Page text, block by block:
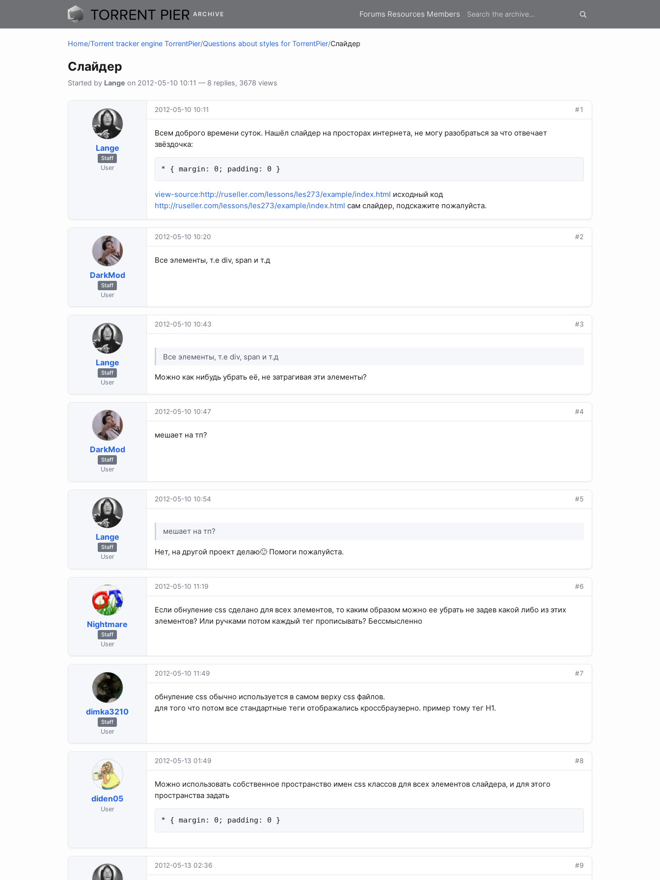
ARCHIVE Forums Resources Members
Home/Torrent tracker engine TorrentPier/Questions about styles for TorrentPier/Слайдер
Слайдер
Started by Lange on 2012-05-10 10:11 — 8 replies, 3678 views
Lange
Staff
User
2012-05-10 10:11 #1
Всем доброго времени суток. Нашёл слайдер на просторах интернета, не могу разобраться за что отвечает
звёздочка:
* { margin: 0; padding: 0 }
view-source:http://ruseller.com/lessons/les273/example/index.html исходный код
http://ruseller.com/lessons/les273/example/index.html сам слайдер, подскажите пожалуйста.
DarkMod
Staff
User
2012-05-10 10:20 #2
Все элементы, т.е div, span и т.д
Lange
Staff
User
2012-05-10 10:43 #3
Все элементы, т.е div, span и т.д
Можно как нибудь убрать её, не затрагивая эти элементы?
DarkMod
Staff
User
2012-05-10 10:47 #4
мешает на тп?
Lange
Staff
User
2012-05-10 10:54 #5
мешает на тп?
Нет, на другой проект делаю🙂 Помоги пожалуйста.
Nightmare
Staff
User
2012-05-10 11:19 #6
Если обнуление css сделано для всех элементов, то каким образом можно ее убрать не задев какой либо из этих
элементов? Или ручками потом каждый тег прописывать? Бессмысленно
dimka3210
Staff
User
2012-05-10 11:49 #7
обнуление css обычно используется в самом верху css файлов.
для того что потом все стандартные теги отображались кроссбраузерно. пример тому тег H1.
diden05
User
2012-05-13 01:49 #8
Можно использовать собственное пространство имен css классов для всех элементов слайдера, и для этого
пространства задать
* { margin: 0; padding: 0 }
2012-05-13 02:36 #9